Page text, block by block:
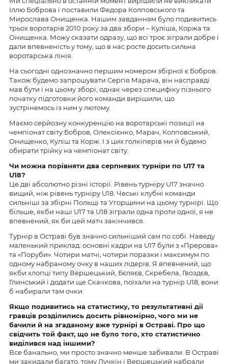
Іллю Боброва і поставили Федора Колповського та
Мирослава Онищенка. Нашим завданням було подивитись
трьох воротарів 2010 року за два збори – Куліша, Коржа та
Онищенка. Можу сказати одразу, що всі троє зіграли добре і
дали впевненість у тому, що в нас росте досить сильна
воротарська лінія.
На сьогодні однозначно першим номером збірної є Бобров.
Також будемо запрошувати Сергія Марача, він насправді
мав бути і на цьому зборі, однак через специфіку пізнього
початку підготовки його команди вирішили, що
зустрінемось із ним у лютому.
Маємо серйозну конкуренцію на воротарські позиції на
чемпіонат світу:Бобров, Олексієнко, Марач, Колповський,
Онищенко, Куліш та Корж. І з цих голкіперів ми й будемо
обирати трійку на чемпіонат світу.
Чи можна порівняти два серпневих турніри по U17 та
U18?
Це дві абсолютно різні історії. Рівень турніру U17 значно
вищий, ніж рівень турніру U18. Чеські клубні команди
сильніші за збірні Польщі та Угорщини на цьому турнірі. Що
більше, якби наші U17 та U18 зіграли одна проти одної, я не
впевнений, як би цей матч закінчився.
Турнір в Остраві був значно сильніший сам по собі. Наведу
маленький приклад: основні кадри на U17 були з «Прерова»
та «Поруби». Чотири матчі, чотири поразки і максимум по
одному набраному очку в наших лідерів. Я впевнений, що
якби хлопці типу Вершецький, Бєляєв, Скребела, Гвоздєв,
Глинський і додати ще Скачкова, поїхали на турнір U18, вони
б набирали там очки.
Якщо подивитись на статистику, то результативні дії
гравців розділились досить рівномірно, чого ми не
бачили й на згаданому вже турнірі в Остраві. Про що
свідчить той факт, що не було того, хто статистично
виділився над іншими?
Все банально, ми просто значно менше забивали. В Остраві
ми закидали багато, тому Лучкін і Вершецький набрали